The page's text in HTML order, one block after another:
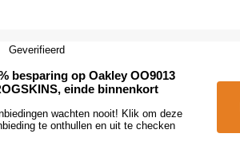
Geverifieerd
besparing op Oakley OO9013
einde binnenkort
wachten nooit! Klik om deze
te onthullen en uit te checken